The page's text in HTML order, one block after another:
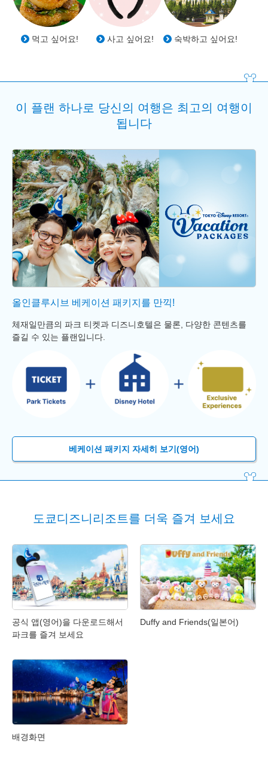
먹고 싶어요! 사고 싶어요! 숙박하고 싶어요!
이 플랜 하나로 당신의 여행은 최고의 여행이
됩니다
올인클루시브 베케이션 패키지를 만끽!
체재일만큼의 파크 티켓과 디즈니호텔은 물론, 다양한 콘텐츠를
즐길 수 있는 플랜입니다.
베케이션 패키지 자세히 보기(영어)
도쿄디즈니리조트를 더욱 즐겨 보세요
공식 앱(영어)을 다운로드해서
파크를 즐겨 보세요
Duffy and Friends(일본어)
배경화면